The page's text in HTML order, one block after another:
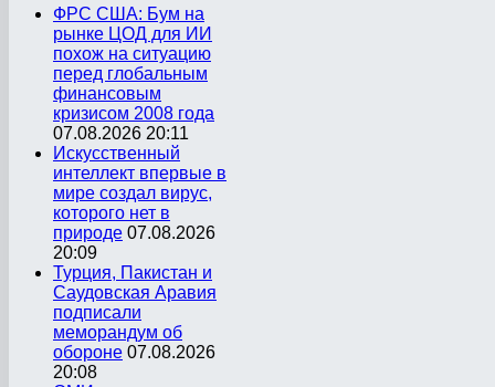
ФРС США: Бум на
рынке ЦОД для ИИ
похож на ситуацию
перед глобальным
финансовым
кризисом 2008 года
07.08.2026 20:11
Искусственный
интеллект впервые в
мире создал вирус,
которого нет в
природе 07.08.2026
20:09
Турция, Пакистан и
Саудовская Аравия
подписали
меморандум об
обороне 07.08.2026
20:08